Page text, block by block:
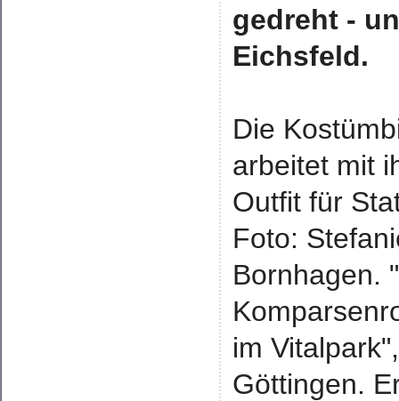
gedreht -
Eichsfeld.
Die
arbeitet mit
Outfit für
Foto:
Bornhagen.
im
Göttingen.